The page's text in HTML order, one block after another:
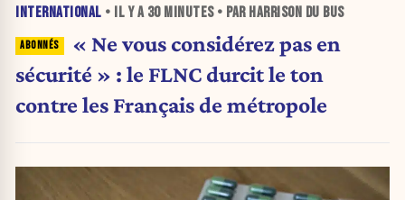
INTERNATIONAL • IL Y A 30 MINUTES• PAR HARRISON DU BUS
« Ne vous considérez pas en
sécurité » : le FLNC durcit le ton
contre les Français de métropole